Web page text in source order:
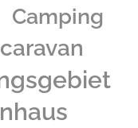
Camping
caravan